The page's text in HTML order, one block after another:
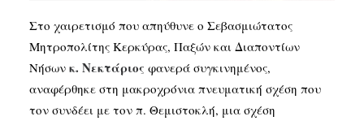
Στο χαιρετισμό που απηύθυνε ο Σεβασμιώτατος
Μητροπολίτης Κερκύρας, Παξών και Διαποντίων
Νήσων κ. Νεκτάριος φανερά συγκινημένος,
αναφέρθηκε στη μακροχρόνια πνευματική σχέση που
τον συνδέει με τον π. Θεμιστοκλή, μια σχέση